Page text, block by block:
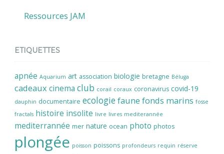
Ressources JAM
ETIQUETTES
apnée Aquarium art association biologie bretagne Béluga
cadeaux cinema club corail coraux coronavirus covid-19
dauphin documentaire ecologiefaune fonds marins fosse
fractals histoire insolite livre livres mediterannée
mediterrannée mer nature ocean photo photos
plongée poisson poissons profondeurs requin réserve